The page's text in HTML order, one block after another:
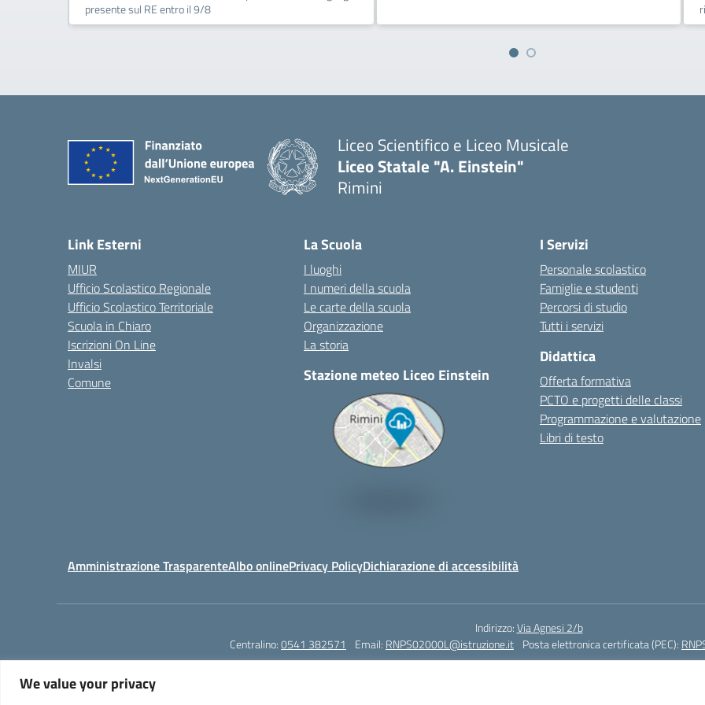
We value your privacy
presente sul RE entro il 9/8
Liceo Scientifico e Liceo Musicale
Liceo Statale "A. Einstein"
Rimini
Link Esterni
MIUR
Ufficio Scolastico Regionale
Ufficio Scolastico Territoriale
Scuola in Chiaro
Iscrizioni On Line
Invalsi
Comune
La Scuola
I luoghi
I numeri della scuola
Le carte della scuola
Organizzazione
La storia
Stazione meteo Liceo Einstein
I Servizi
Personale scolastico
Famiglie e studenti
Percorsi di studio
Tutti i servizi
Didattica
Offerta formativa
PCTO e progetti delle classi
Programmazione e valutazione
Libri di testo
Amministrazione TrasparenteAlbo onlinePrivacy PolicyDichiarazione di accessibilità
Indirizzo:Via Agnesi 2/b
Centralino:0541 382571 Email: RNPS02000L@istruzione.it Posta elettronica certificata (PEC):